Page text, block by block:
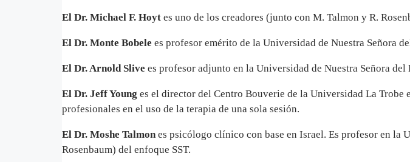
El Dr. Michael F. Hoyt es uno de los creadores (junto con M. Talmon y R.
El Dr. Monte Bobele es profesor emérito de la Universidad de Nuestra Señora
El Dr. Arnold Slive es profesor adjunto en la Universidad de Nuestra Señora del
El Dr. Jeff Young es el director del Centro Bouverie de la Universidad La
profesionales en el uso de la terapia de una sola sesión.
El Dr. Moshe Talmones psicólogo clínico con base en Israel. Es profesor en la
Rosenbaum) del enfoque SST.